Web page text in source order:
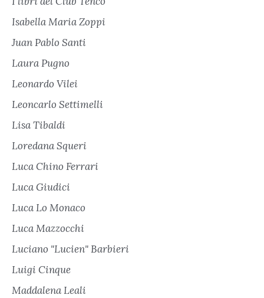
Isabella Maria Zoppi
Juan Pablo Santi
Laura Pugno
Leonardo Vilei
Leoncarlo Settimelli
Lisa Tibaldi
Loredana Squeri
Luca Chino Ferrari
Luca Giudici
Luca Lo Monaco
Luca Mazzocchi
Luciano "Lucien" Barbieri
Luigi Cinque
Maddalena Leali